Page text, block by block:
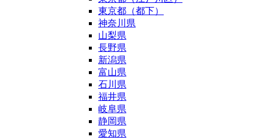
東京都（都下）
神奈川県
山梨県
長野県
新潟県
富山県
石川県
福井県
岐阜県
静岡県
愛知県